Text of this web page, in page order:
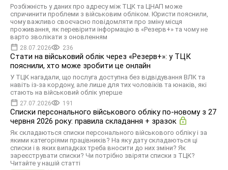
Розбіжність у даних про адресу між ТЦК та ЦНАП може
спричинити проблеми з військовим обліком. Юристи пояснили,
чому важливо своєчасно повідомляти про зміну місця
проживання, як перевірити інформацію в «Резерв+» та чому не
варто зволікати з оновленням
28.07.2026 236
Стати на військовий облік через «Резерв+»: у ТЦК
пояснили, хто може зробити це онлайн
У ТЦК нагадали, що послуга доступна без відвідування ВЛК та
навіть із-за кордону, але лише для тих чоловіків та юнаків, які
стають на військовий облік уперше
27.07.2026 191
Списки персонального військового обліку по-новому з 27
червня 2026 року: правила складання + зразок
Як складаються списки персонального військового обліку і за
якими категоріями працівників? На яку дату складаються ці
списки і в яких випадках треба вносити до них зміни? Як
зареєструвати списки? Чи потрібно звіряти списки з ТЦК?
Читайте у нашій статті